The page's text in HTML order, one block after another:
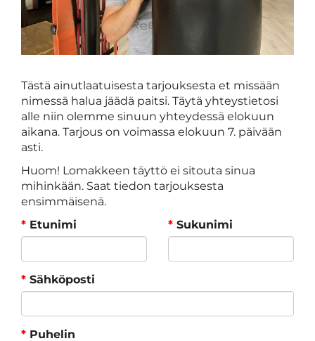
Tästä ainutlaatuisesta tarjouksesta et missään
nimessä halua jäädä paitsi. Täytä yhteystietosi
alle niin olemme sinuun yhteydessä elokuun
aikana. Tarjous on voimassa elokuun 7. päivään
asti.
Huom! Lomakkeen täyttö ei sitouta sinua
mihinkään. Saat tiedon tarjouksesta
ensimmäisenä.
* Etunimi * Sukunimi
* Sähköposti
* Puhelin